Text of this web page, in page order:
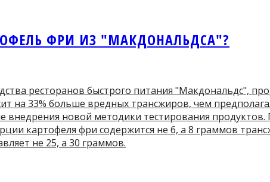
ФРИ ИЗ "МАКДОНАЛЬДСА"?
ресторанов быстрого питания "Макдональдс",
на 33% больше вредных трансжиров, чем
внедрения новой методики тестирования
картофеля фри содержится не 6, а 8 граммов
не 25, а 30 граммов.